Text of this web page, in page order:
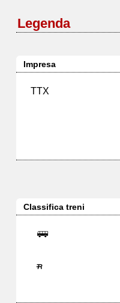
Legenda
Impresa
TTX
Classifica treni